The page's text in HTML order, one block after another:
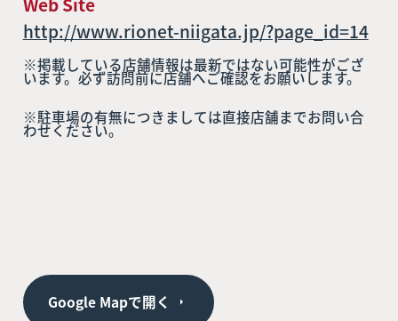
http://www.rionet-niigata.jp/?page_id=14
※掲載している店舗情報は最新ではない可能性がござ
います。必ず訪問前に店舗へご確認をお願いします。
※駐車場の有無につきましては直接店舗までお問い合
わせください。
Google Mapで開く